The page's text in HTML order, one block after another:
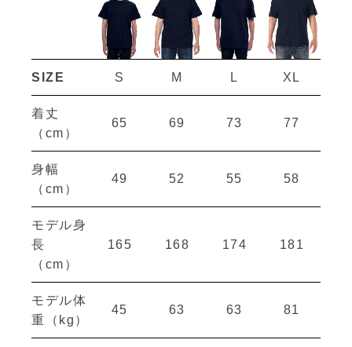
SIZE S M L XL
着丈
（cm）
65 69 73 77
身幅
（cm）
49 52 55 58
モデル身
長
（cm）
165 168 174 181
モデル体
重（kg）
45 63 63 81